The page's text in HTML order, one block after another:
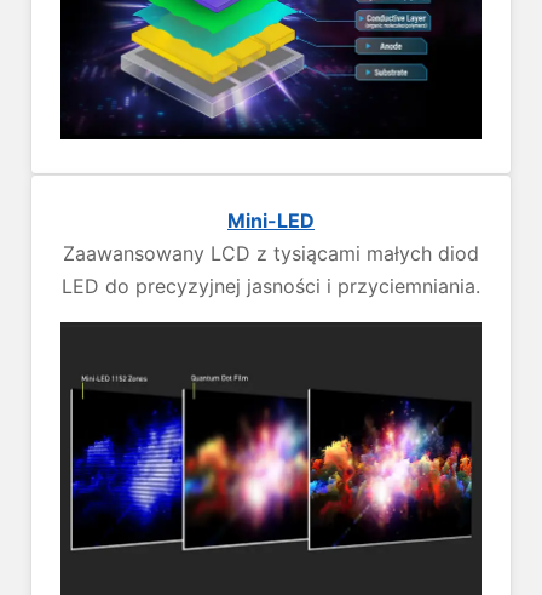
Mini-LED
Zaawansowany LCD z tysiącami małych diod
LED do precyzyjnej jasności i przyciemniania.